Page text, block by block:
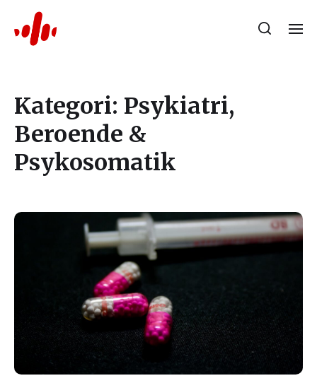
Kategori: Psykiatri,
Beroende &
Psykosomatik